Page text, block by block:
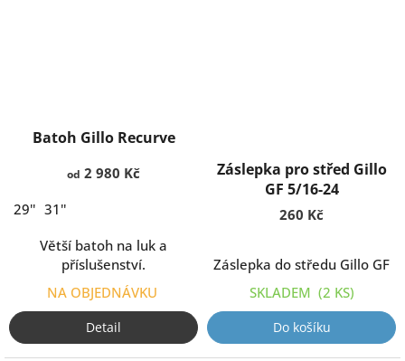
Batoh Gillo Recurve
od 2 980 Kč
29'' 31''
Větší batoh na luk a
příslušenství.
NA OBJEDNÁVKU
Detail
Záslepka pro střed Gillo
GF 5/16-24
260 Kč
Záslepka do středu Gillo GF
SKLADEM (2 KS)
Do košíku